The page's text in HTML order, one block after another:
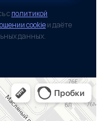
сполитикой
cookieи даёте
данных.